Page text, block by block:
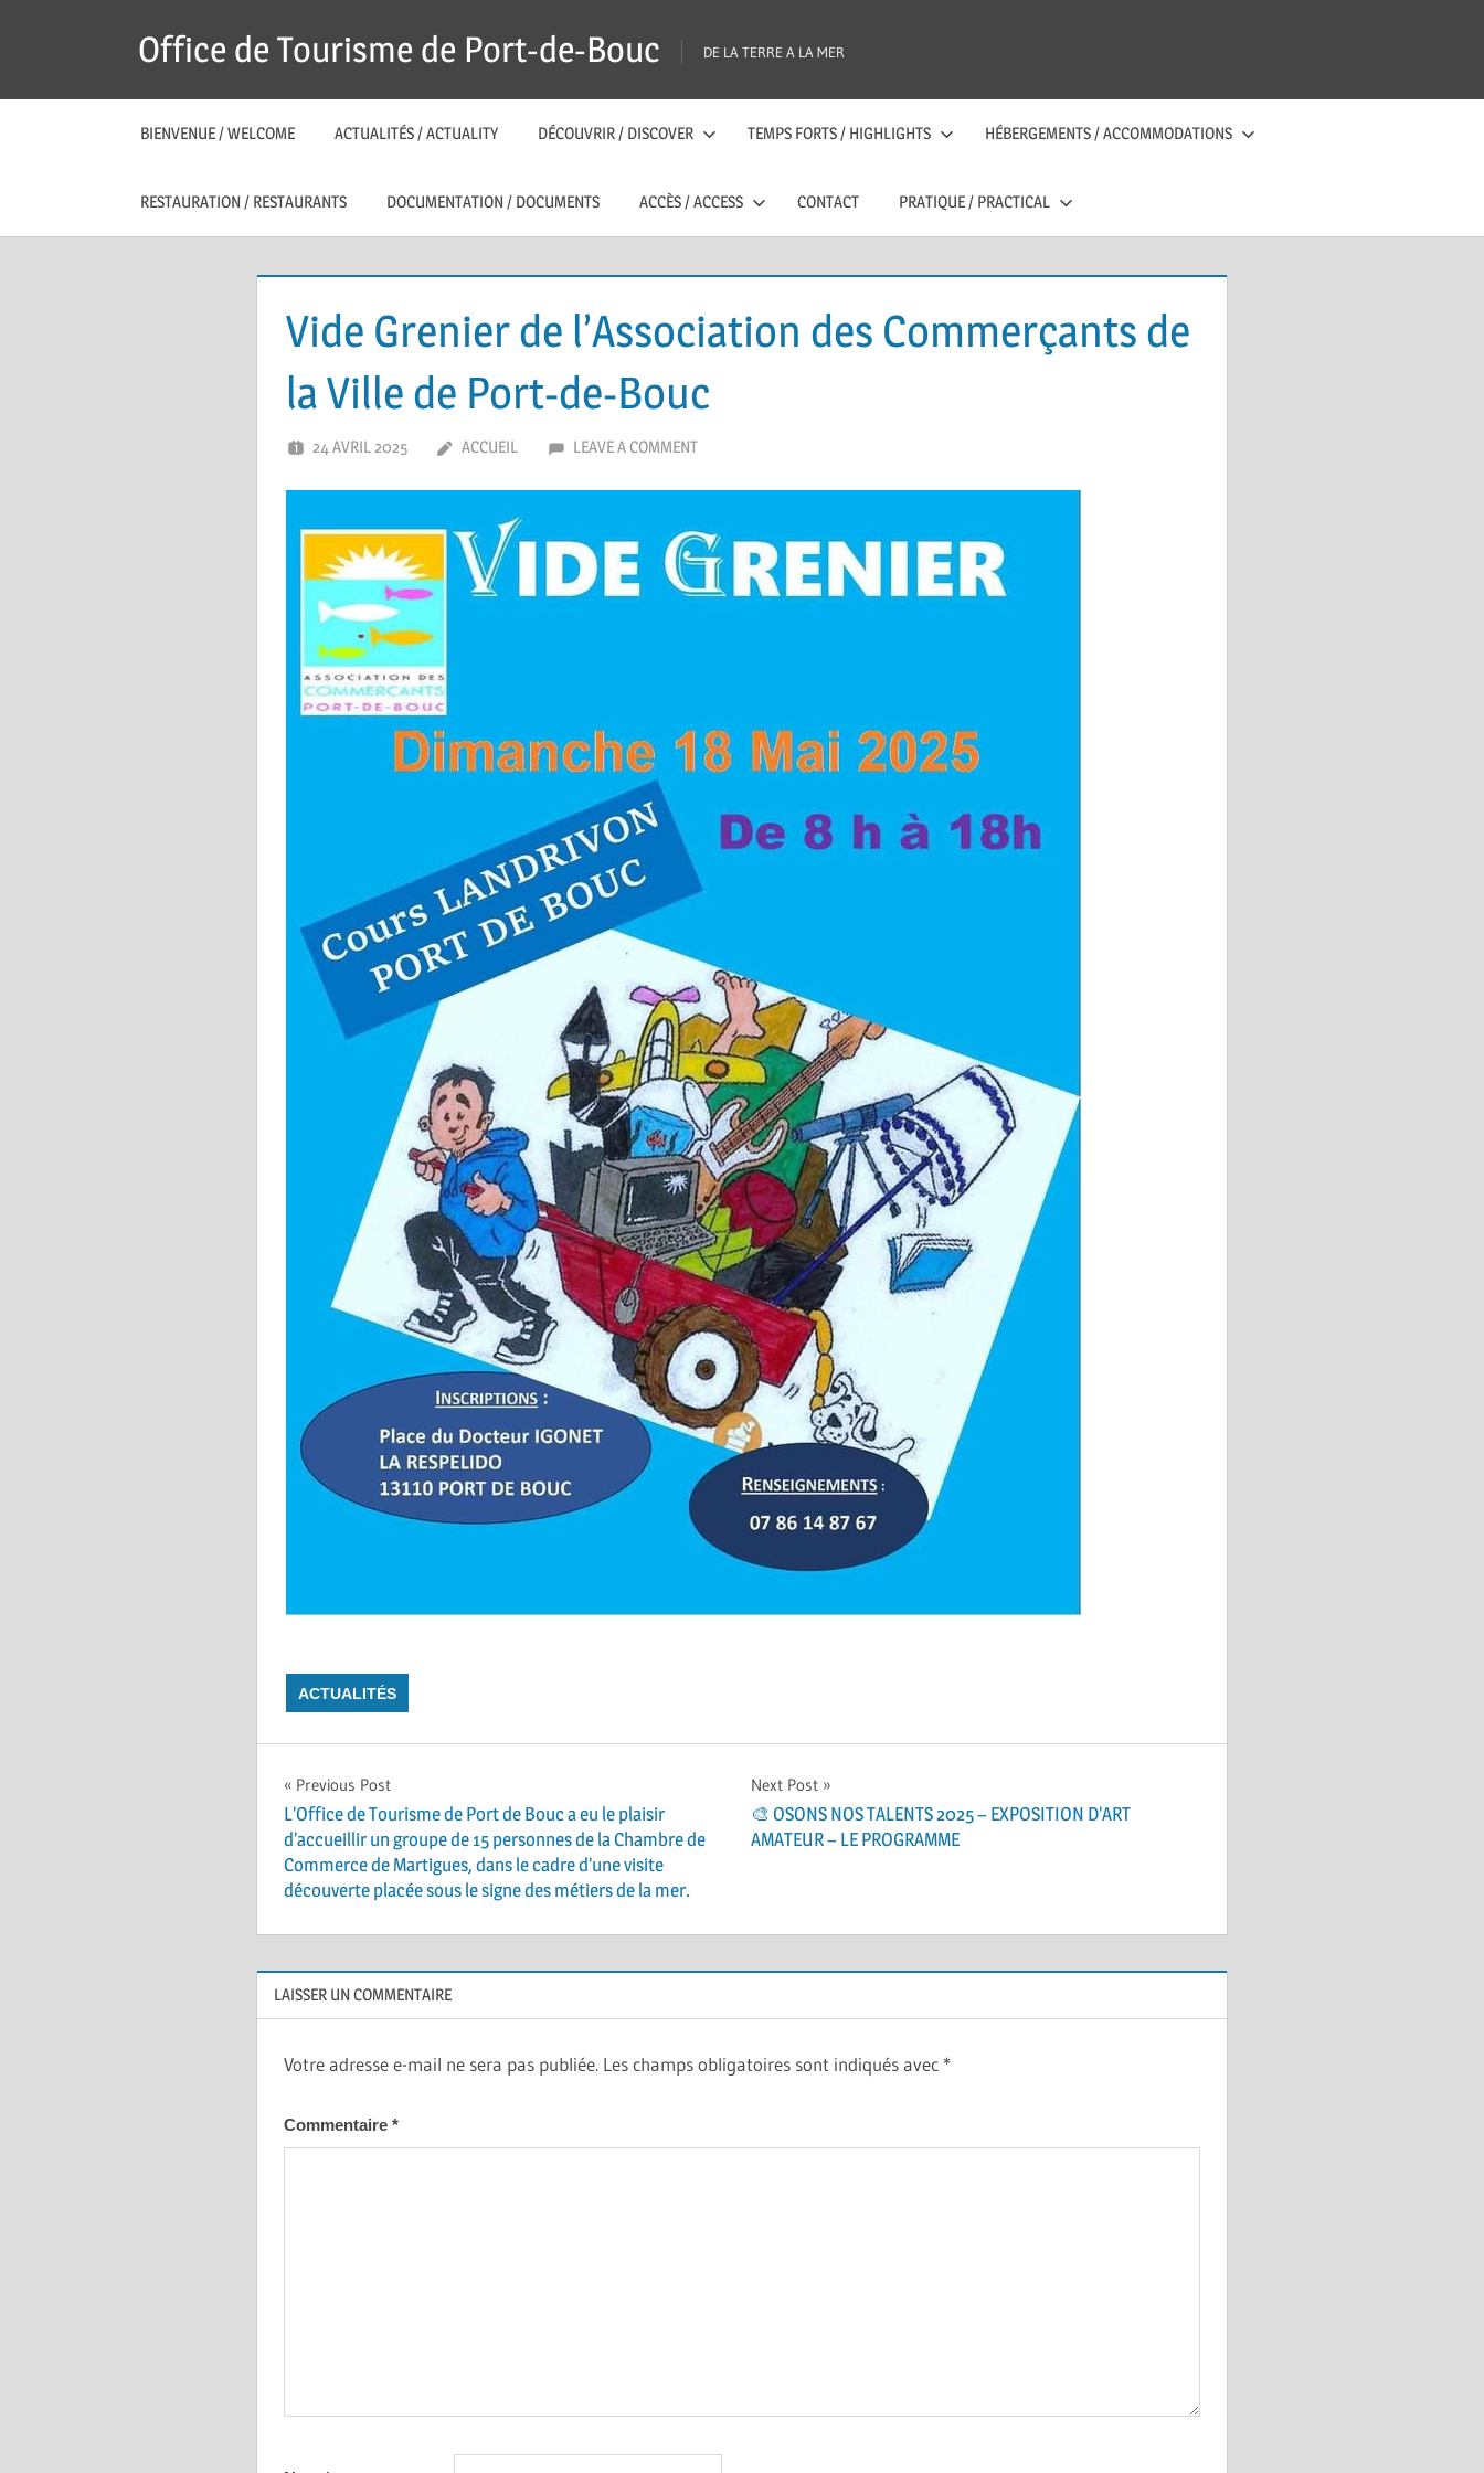
Office de Tourisme de Port-de-Bouc DE LA TERRE A LA MER
BIENVENUE / WELCOME ACTUALITÉS / ACTUALITY DÉCOUVRIR / DISCOVER TEMPS FORTS / HIGHLIGHTS HÉBERGEMENTS / ACCOMMODATIONS
RESTAURATION / RESTAURANTS DOCUMENTATION / DOCUMENTS ACCÈS / ACCESS CONTACT PRATIQUE / PRACTICAL
Vide Grenier de l’Association des Commerçants de
la Ville de Port-de-Bouc
24 AVRIL 2025 ACCUEIL LEAVE A COMMENT
ACTUALITÉS
Navigation
de
l’article
Previous Post
L’Office de Tourisme de Port de Bouc a eu le plaisir
d’accueillir un groupe de 15 personnes de la Chambre de
Commerce de Martigues, dans le cadre d’une visite
découverte placée sous le signe des métiers de la mer.
Next Post
🎨 OSONS NOS TALENTS 2025 – EXPOSITION D’ART
AMATEUR – LE PROGRAMME
LAISSER UN COMMENTAIRE
Votre adresse e-mail ne sera pas publiée. Les champs obligatoires sont indiqués avec *
Commentaire *